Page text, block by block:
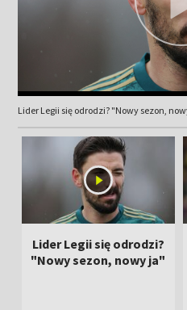
Lider Legii się odrodzi? "Nowy sezon,
Lider Legii się odrodzi?
"Nowy sezon, nowy ja"